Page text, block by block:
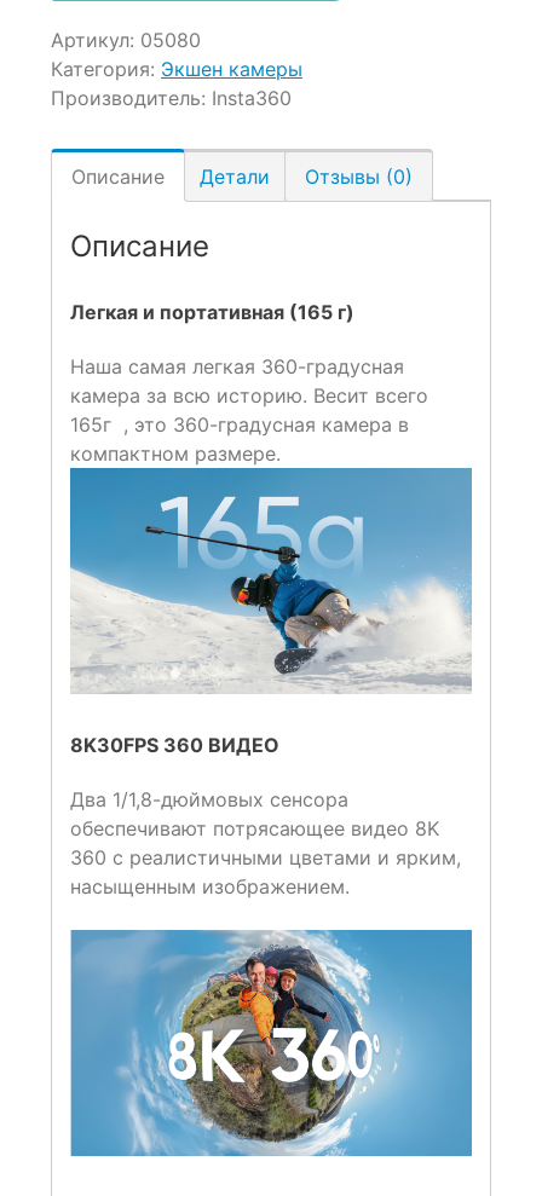
Артикул: 05080
Категория: Экшен камеры
Производитель: Insta360
Описание Детали Отзывы (0)
Описание
Легкая и портативная (165 г)
Наша самая легкая 360-градусная
камера за всю историю. Весит всего
165г , это 360-градусная камера в
компактном размере.
8K30FPS 360 ВИДЕО
Два 1/1,8-дюймовых сенсора
обеспечивают потрясающее видео 8K
360 с реалистичными цветами и ярким,
насыщенным изображением.